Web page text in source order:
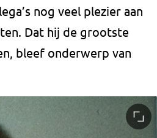
nog veel plezier aan
Dat hij de grootste
bleef onderwerp van